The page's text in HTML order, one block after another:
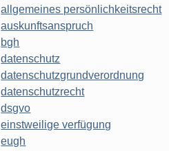
allgemeines persönlichkeitsrecht
auskunftsanspruch
bgh
datenschutz
datenschutzgrundverordnung
datenschutzrecht
dsgvo
einstweilige verfügung
eugh